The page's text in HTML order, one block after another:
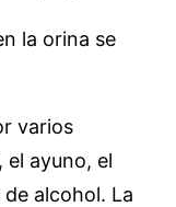
la orina se
varios
ayuno, el
alcohol. La